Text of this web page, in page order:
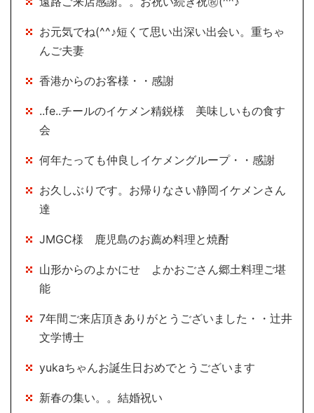
お元気でね(^^♪短くて思い出深い出会い。重ちゃ
んご夫妻
香港からのお客様・・感謝
..fe..チールのイケメン精鋭様 美味しいもの食す
会
何年たっても仲良しイケメングループ・・感謝
お久しぶりです。お帰りなさい静岡イケメンさん
達
JMGC様 鹿児島のお薦め料理と焼酎
山形からのよかにせ よかおごさん郷土料理ご堪
能
7年間ご来店頂きありがとうございました・・辻井
文学博士
yukaちゃんお誕生日おめでとうございます
新春の集い。。結婚祝い